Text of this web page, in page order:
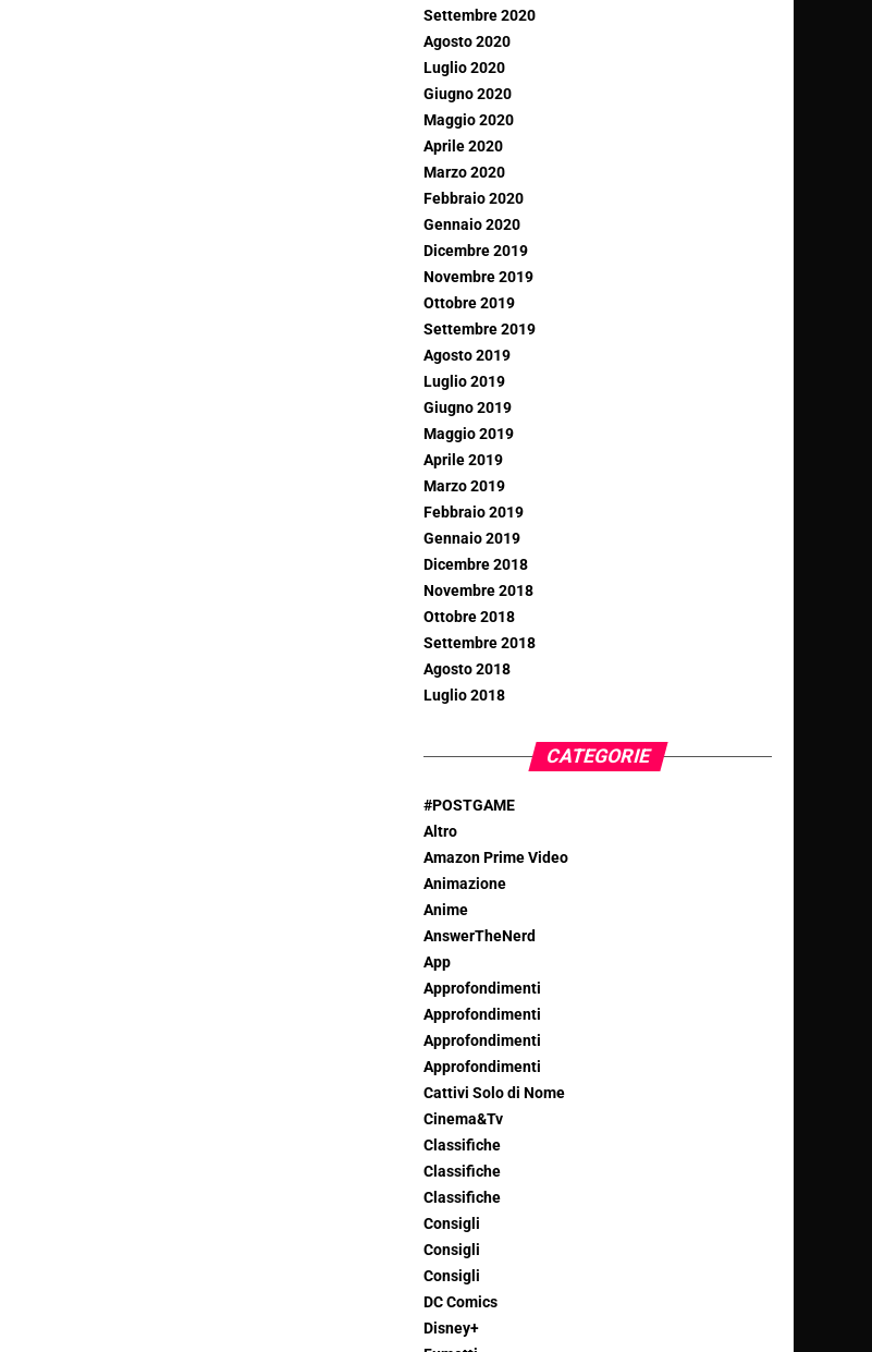
Settembre 2020
Agosto 2020
Luglio 2020
Giugno 2020
Maggio 2020
Aprile 2020
Marzo 2020
Febbraio 2020
Gennaio 2020
Dicembre 2019
Novembre 2019
Ottobre 2019
Settembre 2019
Agosto 2019
Luglio 2019
Giugno 2019
Maggio 2019
Aprile 2019
Marzo 2019
Febbraio 2019
Gennaio 2019
Dicembre 2018
Novembre 2018
Ottobre 2018
Settembre 2018
Agosto 2018
Luglio 2018
CATEGORIE
#POSTGAME
Altro
Amazon Prime Video
Animazione
Anime
AnswerTheNerd
App
Approfondimenti
Approfondimenti
Approfondimenti
Approfondimenti
Cattivi Solo di Nome
Cinema&Tv
Classifiche
Classifiche
Classifiche
Consigli
Consigli
Consigli
DC Comics
Disney+